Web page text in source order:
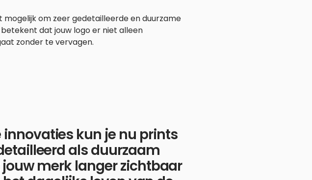
om zeer gedetailleerde en duurzame
dat jouw logo er niet alleen
zonder te vervagen.
kun je nu prints
als duurzaam
jouw merk langer zichtbaar